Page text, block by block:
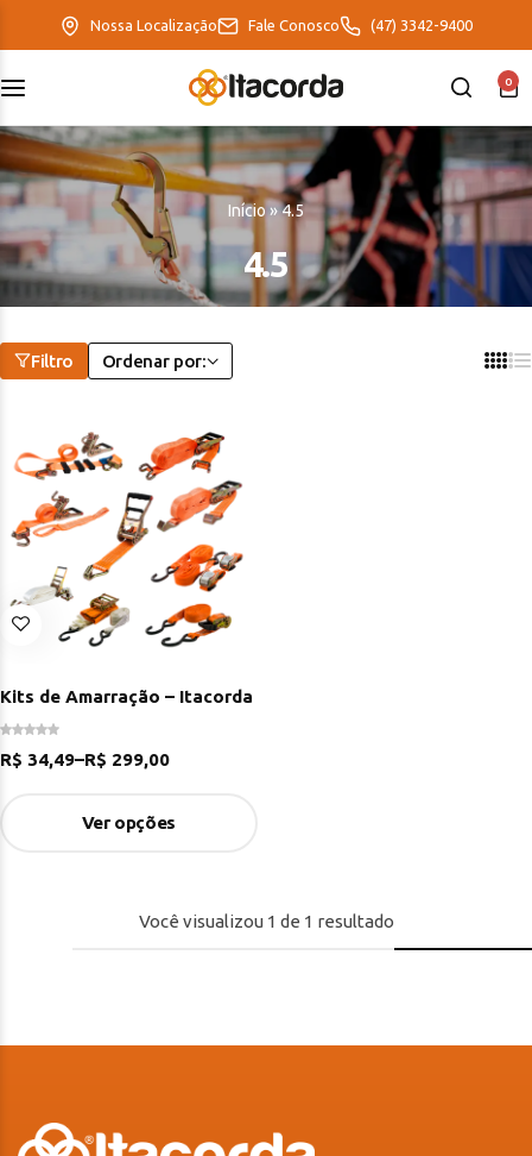
Nossa Localização Fale Conosco (47) 3342-9400
0
Início »4.5
4.5
Filtro Ordenar por:
Kits de Amarração – Itacorda
R$ 34,49–R$ 299,00
Ver opções
Você visualizou 1 de 1 resultado
EcoFriendly
ItaMaxx